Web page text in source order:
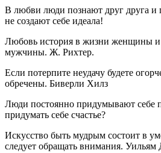
В любви люди познают друг друга и
не создают себе идеала!
Любовь история в жизни женщины и
мужчины. Ж. Рихтер.
Если потерпите неудачу будете
обречены. Биверли Хилз
Люди постоянно придумывают себе
придумать себе счастье?
Искусство быть мудрым состоит в
следует обращать внимания.